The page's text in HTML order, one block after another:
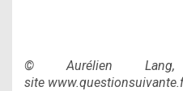
© Aurélien
site